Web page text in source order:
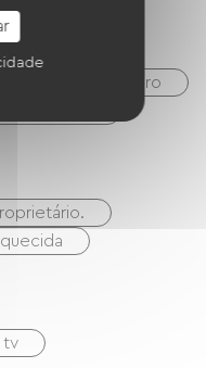
dinheiro
tv